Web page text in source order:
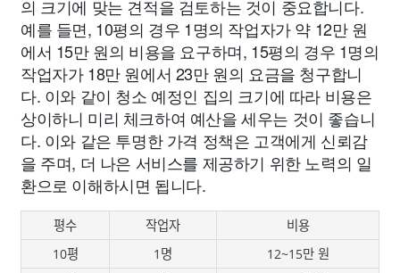
의 크기에 맞는 견적을 검토하는 것이 중요합니다.
예를 들면, 10평의 경우 1명의 작업자가 약 12만 원
에서 15만 원의 비용을 요구하며, 15평의 경우 1명의
작업자가 18만 원에서 23만 원의 요금을 청구합니
다. 이와 같이 청소 예정인 집의 크기에 따라 비용은
상이하니 미리 체크하여 예산을 세우는 것이 좋습니
다. 이와 같은 투명한 가격 정책은 고객에게 신뢰감
을 주며, 더 나은 서비스를 제공하기 위한 노력의 일
환으로 이해하시면 됩니다.
평수 작업자
비용
10평
1명
12~15만 원